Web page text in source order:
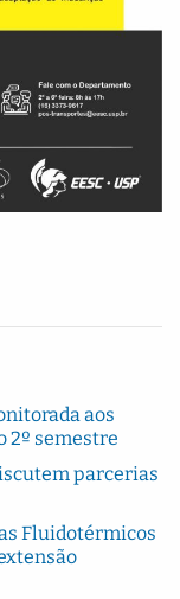
aos
2º semestre
parcerias
Fluidotérmicos